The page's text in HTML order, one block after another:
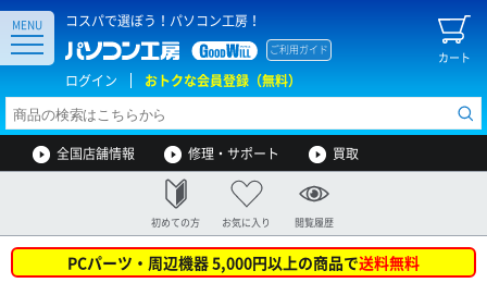
コスパで選ぼう！パソコン工房！
カート
ご利用ガイド
ログイン おトクな会員登録（無料）
MENU
全国店舗情報 修理・サポート 買取
初めての方 お気に入り 閲覧履歴
PCパーツ・周辺機器 5,000円以上の商品で送料無料